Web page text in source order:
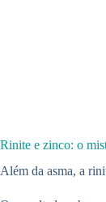
Rinite e zinco: o
Além da asma, a